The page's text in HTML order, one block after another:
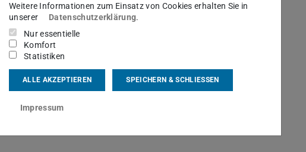
Weitere Informationen zum Einsatz von Cookies erhalten Sie in
unserer
Datenschutzerklärung.
Nur essentielle
Komfort
Statistiken
ALLE AKZEPTIEREN SPEICHERN & SCHLIESSEN
Impressum